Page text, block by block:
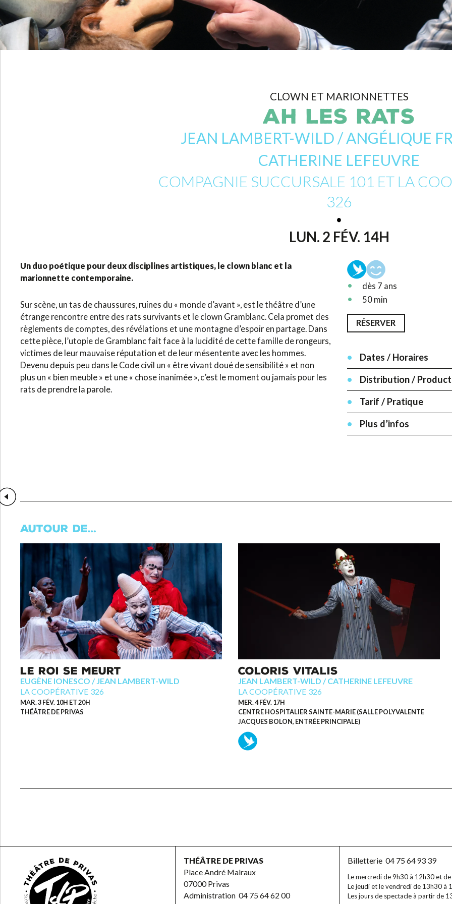
CLOWN ET MARIONNETTES
AH LES RATS
JEAN LAMBERT-WILD / ANGÉLIQUE
CATHERINE LEFEUVRE
COMPAGNIE SUCCURSALE 101 ET LA
326
LUN. 2 FÉV. 14H
Un duo poétique pour deux disciplines artistiques, le clown blanc et la
marionnette contemporaine.
Sur scène, un tas de chaussures, ruines du « monde d’avant », est le théâtre d’une
étrange rencontre entre des rats survivants et le clown Gramblanc. Cela promet des
règlements de comptes, des révélations et une montagne d’espoir en partage. Dans
cette pièce, l’utopie de Gramblanc fait face à la lucidité de cette famille de rongeurs,
victimes de leur mauvaise réputation et de leur mésentente avec les hommes.
Devenu depuis peu dans le Code civil un « être vivant doué de sensibilité » et non
plus un « bien meuble » et une « chose inanimée », c’est le moment ou jamais pour les
rats de prendre la parole.
dès 7 ans
50 min
RÉSERVER
Dates / Horaires
Distribution /
Tarif / Pratique
Plus d’infos
précédents
AUTOUR DE…
LE ROI SE MEURT
EUGÈNE IONESCO / JEAN LAMBERT-WILD
LA COOPÉRATIVE 326
MAR. 3 FÉV. 10H ET 20H
THÉÂTRE DE PRIVAS
COLORIS VITALIS
JEAN LAMBERT-WILD / CATHERINE LEFEUVRE
LA COOPÉRATIVE 326
MER. 4 FÉV. 17H
CENTRE HOSPITALIER SAINTE-MARIE (SALLE POLYVALENTE
JACQUES BOLON, ENTRÉE PRINCIPALE)
THÉÂTRE DE PRIVAS
Place André Malraux
07000 Privas
Administration04 75 64 62 00
Billetterie 04 75 64 93 39
Le mercredi de 9h30 à 12h30 et
Le jeudi et le vendredi de 13h30 à
Les jours de spectacle à partir de